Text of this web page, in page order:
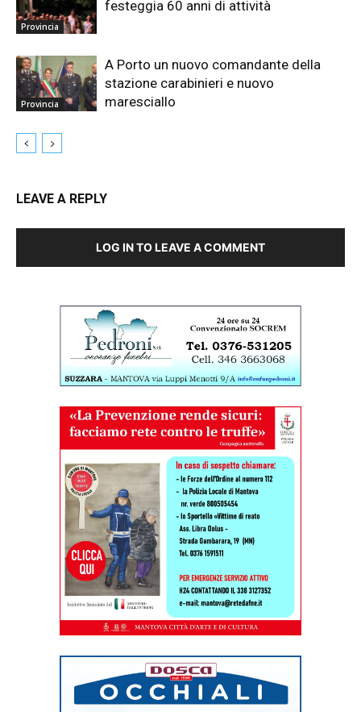
Provincia
festeggia 60 anni di attività
Provincia
A Porto un nuovo comandante della
stazione carabinieri e nuovo
maresciallo
LEAVE A REPLY
LOG IN TO LEAVE A COMMENT